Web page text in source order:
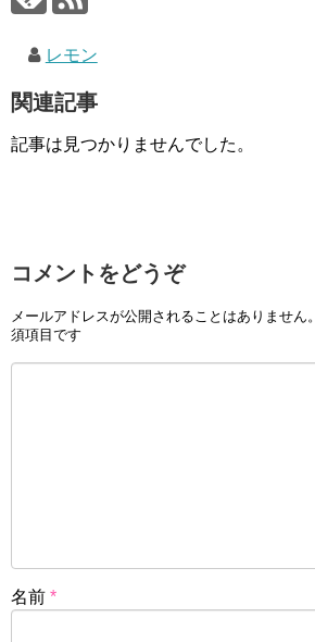
レモン
関連記事
記事は見つかりませんでした。
コメントをどうぞ
メールアドレスが公開されることはありません。
須項目です
名前 *